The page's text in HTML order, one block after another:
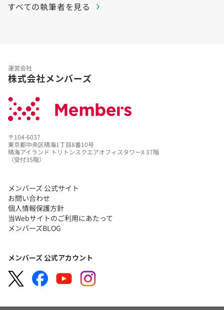
すべての執筆者を見る
運営会社
株式会社メンバーズ
〒104-6037
東京都中央区晴海1丁目8番10号
晴海アイランド トリトンスクエアオフィスタワーX 37階
（受付35階）
メンバーズ 公式サイト
お問い合わせ
個人情報保護方針
当Webサイトのご利用にあたって
メンバーズBLOG
メンバーズ 公式アカウント